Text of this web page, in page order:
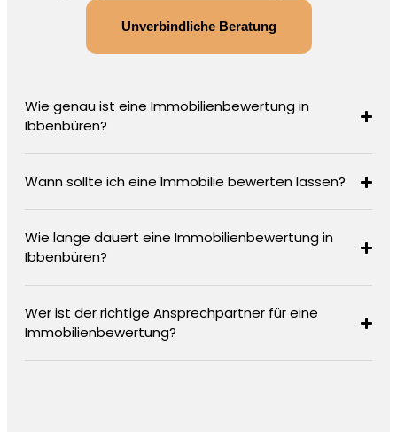
Unverbindliche Beratung
Wie genau ist eine Immobilienbewertung in
Ibbenbüren?
Wann sollte ich eine Immobilie bewerten lassen?
Wie lange dauert eine Immobilienbewertung in
Ibbenbüren?
Wer ist der richtige Ansprechpartner für eine
Immobilienbewertung?